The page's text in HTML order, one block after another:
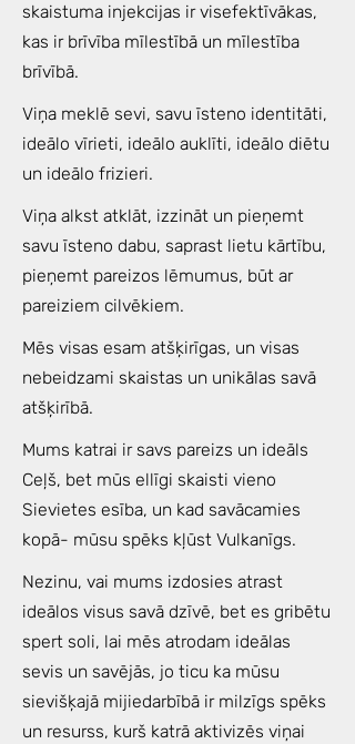
skaistuma injekcijas ir visefektīvākas,
kas ir brīvība mīlestībā un mīlestība
brīvībā.
Viņa meklē sevi, savu īsteno identitāti,
ideālo vīrieti, ideālo auklīti, ideālo diētu
un ideālo frizieri.
Viņa alkst atklāt, izzināt un pieņemt
savu īsteno dabu, saprast lietu kārtību,
pieņemt pareizos lēmumus, būt ar
pareiziem cilvēkiem.
Mēs visas esam atšķirīgas, un visas
nebeidzami skaistas un unikālas savā
atšķirībā.
Mums katrai ir savs pareizs un ideāls
Ceļš, bet mūs ellīgi skaisti vieno
Sievietes esība, un kad savācamies
kopā- mūsu spēks kļūst Vulkanīgs.
Nezinu, vai mums izdosies atrast
ideālos visus savā dzīvē, bet es gribētu
spert soli, lai mēs atrodam ideālas
sevis un savējās, jo ticu ka mūsu
sievišķajā mijiedarbībā ir milzīgs spēks
un resurss, kurš katrā aktivizēs viņai